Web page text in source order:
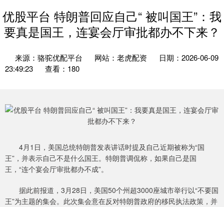
优股平台 特朗普回应自己“ 被叫国王”：我
要真是国王，连宴会厅审批都办不下来？
来源：骆驼优配平台 网站：老虎配资
日期：2026-06-09
23:49:23
查看：180
4月1日，美国总统特朗普发表讲话时提及自己近期被称为“国
王”，并表示自己不是什么国王。特朗普调侃称，如果自己是国
王，“连个宴会厅审批都办不成”。
据此前报道，3月28日，美国50个州超3000座城市举行以“不要国
王”为主题的集会。此次集会意在反对特朗普政府的移民执法政策，并